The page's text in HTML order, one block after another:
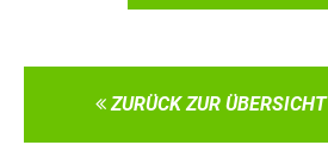
ZURÜCK ZUR ÜBERSICHT